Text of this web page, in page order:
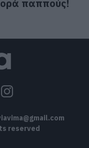
παππούς!
reserved